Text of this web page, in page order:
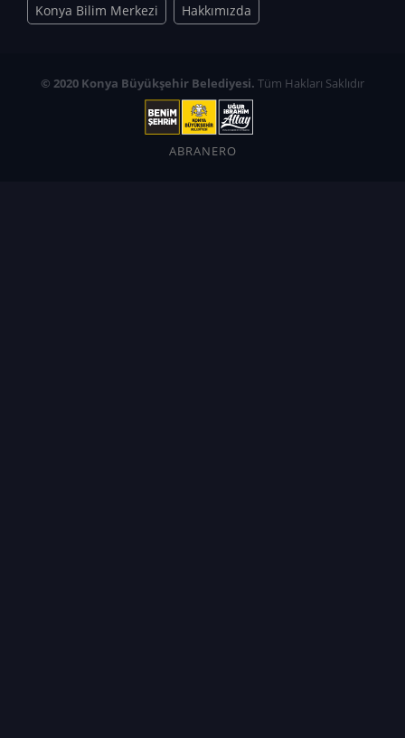
Konya Bilim Merkezi Hakkımızda
© 2020 Konya Büyükşehir Belediyesi. Tüm Hakları Saklıdır
ABRANERO